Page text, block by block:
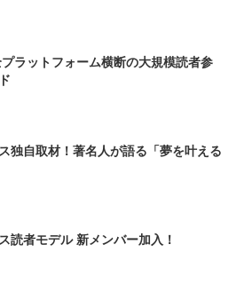
ラットフォーム横断の大規模読者参
独自取材！著名人が語る「夢を叶える
読者モデル 新メンバー加入！